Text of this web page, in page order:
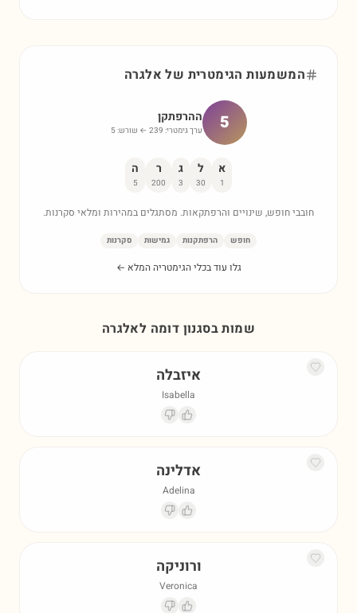
המשמעות הגימטרית של אלגרה
5 ההרפתקן
ערך גימטרי: 239 ← שורש: 5
א
1
ל
30
ג
3
ר
200
ה
5
חובבי חופש, שינויים והרפתקאות. מסתגלים במהירות ומלאי סקרנות.
חופש הרפתקנות גמישות סקרנות
גלו עוד בכלי הגימטריה המלא ←
שמות בסגנון דומה לאלגרה
איזבלה
Isabella
אדלינה
Adelina
ורוניקה
Veronica